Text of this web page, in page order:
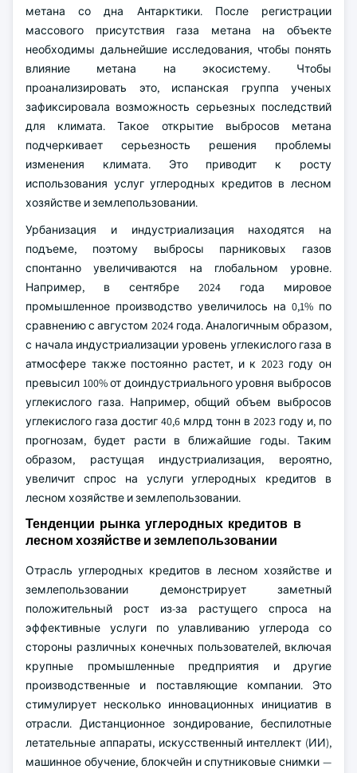
метана со дна Антарктики. После регистрации
массового присутствия газа метана на объекте
необходимы дальнейшие исследования, чтобы понять
влияние метана на экосистему. Чтобы
проанализировать это, испанская группа ученых
зафиксировала возможность серьезных последствий
для климата. Такое открытие выбросов метана
подчеркивает серьезность решения проблемы
изменения климата. Это приводит к росту
использования услуг углеродных кредитов в лесном
хозяйстве и землепользовании.
Урбанизация и индустриализация находятся на
подъеме, поэтому выбросы парниковых газов
спонтанно увеличиваются на глобальном уровне.
Например, в сентябре 2024 года мировое
промышленное производство увеличилось на 0,1% по
сравнению с августом 2024 года. Аналогичным образом,
с начала индустриализации уровень углекислого газа в
атмосфере также постоянно растет, и к 2023 году он
превысил 100% от доиндустриального уровня выбросов
углекислого газа. Например, общий объем выбросов
углекислого газа достиг 40,6 млрд тонн в 2023 году и, по
прогнозам, будет расти в ближайшие годы. Таким
образом, растущая индустриализация, вероятно,
увеличит спрос на услуги углеродных кредитов в
лесном хозяйстве и землепользовании.
Тенденции рынка углеродных кредитов в
лесном хозяйстве и землепользовании
Отрасль углеродных кредитов в лесном хозяйстве и
землепользовании демонстрирует заметный
положительный рост из-за растущего спроса на
эффективные услуги по улавливанию углерода со
стороны различных конечных пользователей, включая
крупные промышленные предприятия и другие
производственные и поставляющие компании. Это
стимулирует несколько инновационных инициатив в
отрасли. Дистанционное зондирование, беспилотные
летательные аппараты, искусственный интеллект (ИИ),
машинное обучение, блокчейн и спутниковые снимки —